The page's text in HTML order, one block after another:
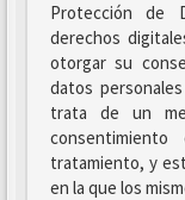
Protección de
derechos
otorgar su
datos
trata de un
tratamiento, y
en la que los